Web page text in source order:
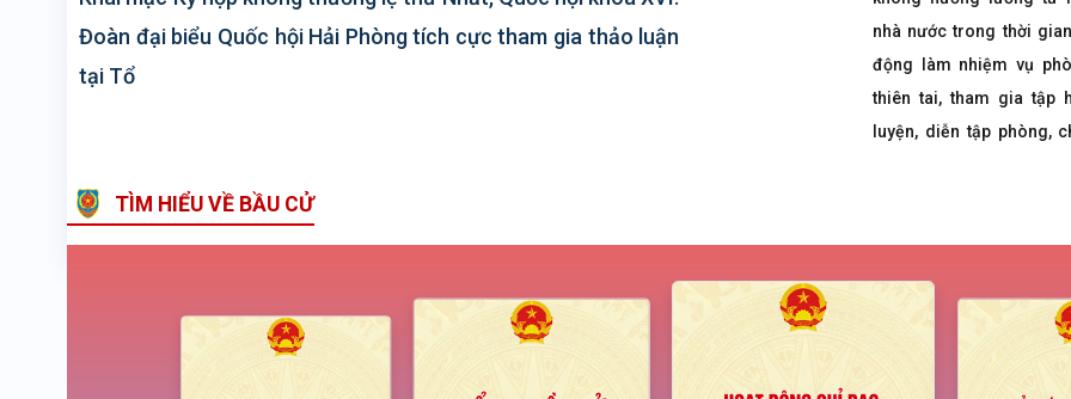
Đoàn đại biểu Quốc hội Hải Phòng tích cực tham gia thảo luận
tại Tổ
nhà nước trong thời
động làm nhiệm vụ
thiên tai, tham gia tập
luyện, diễn tập phòng,
hiện xã hội hóa và
nhuận trên địa bàn
TÌM HIỂU VỀ BẦU CỬ